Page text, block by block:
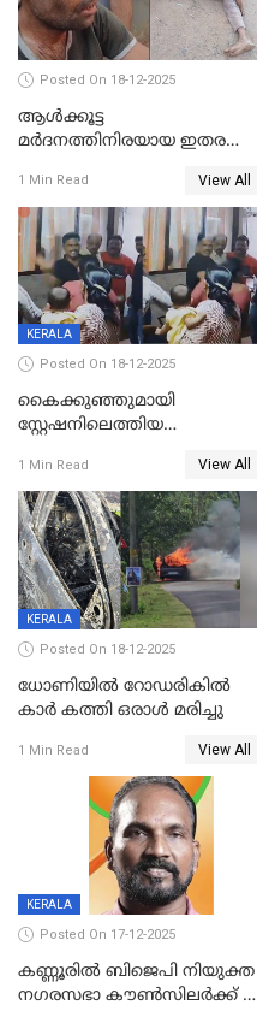
Posted On 18-12-2025
ആൾക്കൂട്ട
മർദനത്തിനിരയായ ഇതര
നടുക്കുന്ന സംഭവം
വാളയാറിൽ
1 Min Read View All
KERALA
Posted On 18-12-2025
കൈക്കുഞ്ഞുമായി
സ്റ്റേഷനിലെത്തിയ
കരണത്തടിച്ചു; CC ടിവി
ദൃശ്യങ്ങൾ പുറത്ത്
1 Min Read View All
KERALA
Posted On 18-12-2025
ധോണിയിൽ റോഡരികിൽ
കാർ കത്തി ഒരാൾ മരിച്ചു
1 Min Read View All
KERALA
Posted On 17-12-2025
കണ്ണൂരിൽ ബിജെപി നിയുക്ത
നഗരസഭാ കൗൺസിലർക്ക് 36